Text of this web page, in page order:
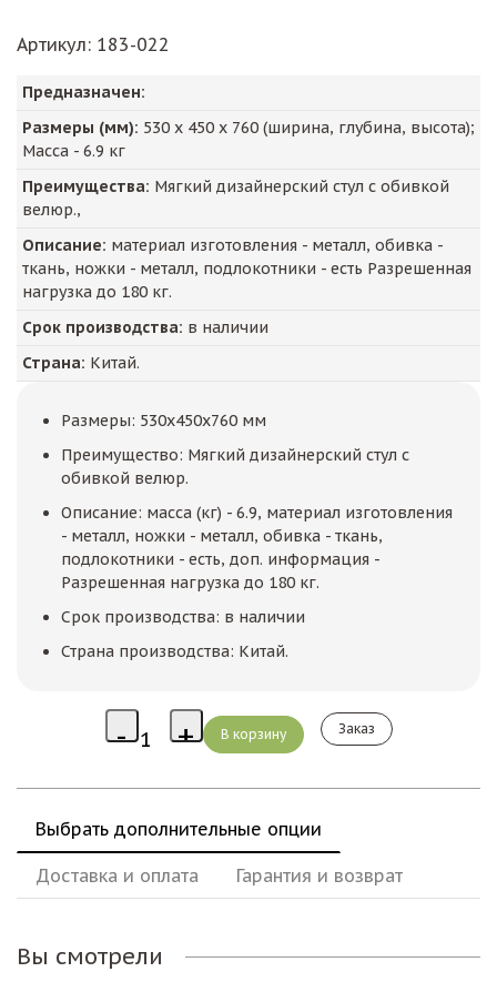
Артикул: 183-022
Предназначен:
Размеры (мм): 530 х 450 х 760 (ширина, глубина, высота);
Масса - 6.9 кг
Преимущества: Мягкий дизайнерский стул с обивкой
велюр.,
Описание: материал изготовления - металл, обивка -
ткань, ножки - металл, подлокотники - есть Разрешенная
нагрузка до 180 кг.
Срок производства: в наличии
Страна: Китай.
Размеры: 530x450x760 мм
Преимущество: Мягкий дизайнерский стул с
обивкой велюр.
Описание: масса (кг) - 6.9, материал изготовления
- металл, ножки - металл, обивка - ткань,
подлокотники - есть, доп. информация -
Разрешенная нагрузка до 180 кг.
Срок производства: в наличии
Страна производства: Китай.
Заказ
Выбрать дополнительные опции
Доставка и оплата Гарантия и возврат
Вы смотрели